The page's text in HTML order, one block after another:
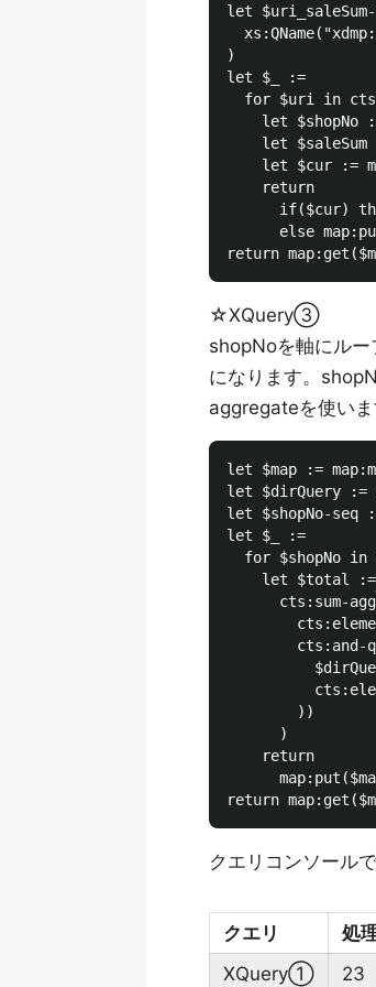
let
)
let $_ :=
for $uri in
let $shopNo
let $saleSum
let $cur :=
    return
if($cur)
else
☆XQuery③
shopNoを軸にル
になります。
aggregateを使いま
let $map :=
let $dirQuery
let $shopNo-seq
let $_ :=
for $shopNo in
    let $total :=
cts:sum-
cts:and-
        ))
      )
    return
クエリコンソール
クエリ
処
XQuery①
23